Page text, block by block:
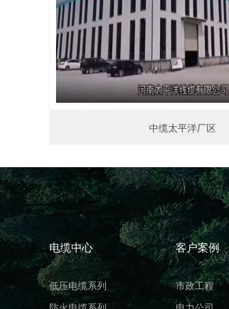
中缆太平洋厂区
电缆中心
低压电缆系列
客户案例
市政工程